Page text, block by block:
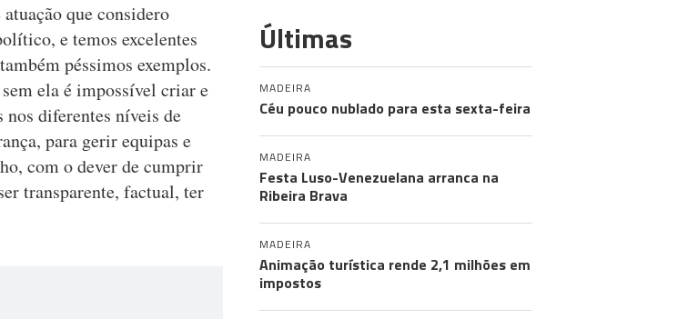
que considero
e temos excelentes
péssimos exemplos.
ela é impossível criar e
nos diferentes níveis de
para gerir equipas e
com o dever de cumprir
transparente, factual, ter
Últimas
MADEIRA
Céu pouco nublado para esta sexta-feira
MADEIRA
Festa Luso-Venezuelana arranca na
Ribeira Brava
MADEIRA
Animação turística rende 2,1 milhões em
impostos